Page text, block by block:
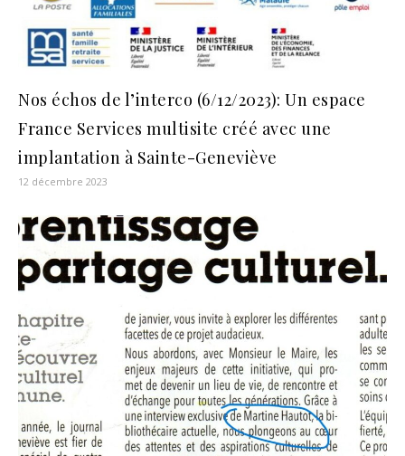
Nos échos de l’interco (6/12/2023): Un espace
France Services multisite créé avec une
implantation à Sainte-Geneviève
12 décembre 2023